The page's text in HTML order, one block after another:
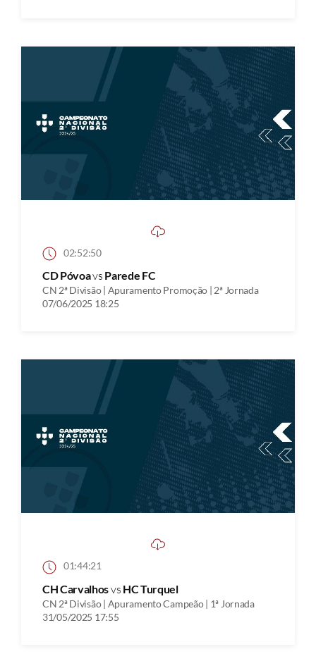
02:52:50
CD Póvoavs Parede FC
CN 2ª Divisão | Apuramento Promoção | 2ª Jornada
07/06/2025 18:25
01:44:21
CH Carvalhosvs HC Turquel
CN 2ª Divisão | Apuramento Campeão | 1ª Jornada
31/05/2025 17:55